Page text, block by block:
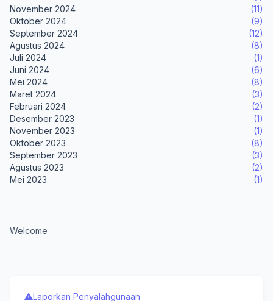
November 2024
(11)
Oktober 2024
(9)
September 2024
(12)
Agustus 2024
(8)
Juli 2024
(1)
Juni 2024
(6)
Mei 2024
(8)
Maret 2024
(3)
Februari 2024
(2)
Desember 2023
(1)
November 2023
(1)
Oktober 2023
(8)
September 2023
(3)
Agustus 2023
(2)
Mei 2023
(1)
Welcome
Laporkan Penyalahgunaan